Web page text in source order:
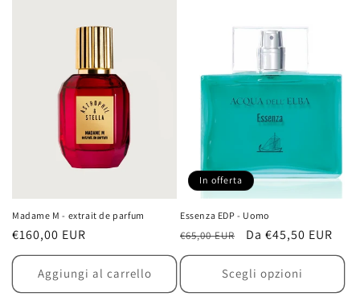
Madame M - extrait de parfum
Prezzo
di
listino
€160,00 EUR
Aggiungi al carrello
In offerta
Essenza EDP - Uomo
Prezzo
di
€65,00 EUR
Prezzo
scontato
Da €45,50 EUR
Scegli opzioni